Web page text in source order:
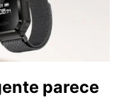
parece